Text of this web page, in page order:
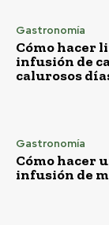
Gastronomía
Cómo hacer
infusión de
calurosos
Gastronomía
Cómo hacer
infusión de